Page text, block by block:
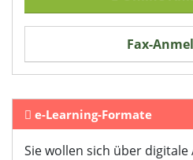
gesammelt haben. Sie geben
Cookies, wenn Sie unsere
Datenschutzerklärung
Impressum
Fax-
e-Learning-Formate
Sie wollen sich über